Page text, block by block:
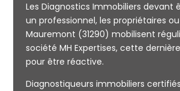
Mesurage
CARREZ
Les Diagnostics Immobiliers devant
un professionnel, les propriétaires
Mauremont (31290) mobilisent
société MH Expertises, cette
pour être réactive.
Diagnostiqueurs immobiliers